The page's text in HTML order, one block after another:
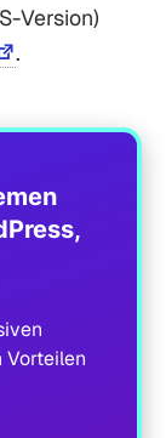
Version)
.
Vorteilen